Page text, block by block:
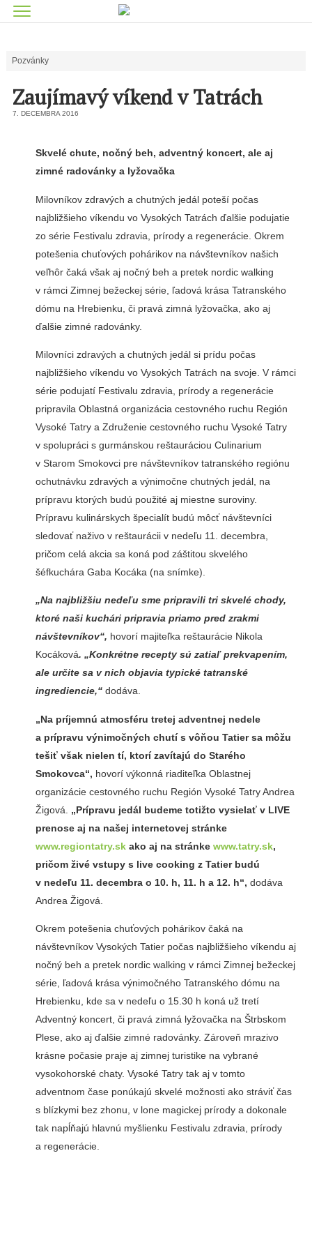
Pozvánky
Zaujímavý víkend v Tatrách
7. DECEMBRA 2016
Skvelé chute, nočný beh, adventný koncert, ale aj
zimné radovánky a lyžovačka
Milovníkov zdravých a chutných jedál poteší počas
najbližšieho víkendu vo Vysokých Tatrách ďalšie podujatie
zo série Festivalu zdravia, prírody a regenerácie. Okrem
potešenia chuťových pohárikov na návštevníkov našich
veľhôr čaká však aj nočný beh a pretek nordic walking
v rámci Zimnej bežeckej série, ľadová krása Tatranského
dómu na Hrebienku, či pravá zimná lyžovačka, ako aj
ďalšie zimné radovánky.
Milovníci zdravých a chutných jedál si prídu počas
najbližšieho víkendu vo Vysokých Tatrách na svoje. V rámci
série podujatí Festivalu zdravia, prírody a regenerácie
pripravila Oblastná organizácia cestovného ruchu Región
Vysoké Tatry a Združenie cestovného ruchu Vysoké Tatry
v spolupráci s gurmánskou reštauráciou Culinarium
v Starom Smokovci pre návštevníkov tatranského regiónu
ochutnávku zdravých a výnimočne chutných jedál, na
prípravu ktorých budú použité aj miestne suroviny.
Prípravu kulinárskych špecialít budú môcť návštevníci
sledovať naživo v reštaurácii v nedeľu 11. decembra,
pričom celá akcia sa koná pod záštitou skvelého
šéfkuchára Gaba Kocáka (na snímke).
„Na najbližšiu nedeľu sme pripravili tri skvelé chody,
ktoré naši kuchári pripravia priamo pred zrakmi
návštevníkov“, hovorí majiteľka reštaurácie Nikola
Kocáková. „Konkrétne recepty sú zatiaľ prekvapením,
ale určite sa v nich objavia typické tatranské
ingrediencie,“dodáva.
„Na príjemnú atmosféru tretej adventnej nedele
a prípravu výnimočných chutí s vôňou Tatier sa môžu
tešiť však nielen tí, ktorí zavítajú do Starého
Smokovca“, hovorí výkonná riaditeľka Oblastnej
organizácie cestovného ruchu Región Vysoké Tatry Andrea
Žigová. „Prípravu jedál budeme totižto vysielať v LIVE
prenose aj na našej internetovej stránke
www.regiontatry.skako aj na stránke www.tatry.sk,
pričom živé vstupy s live cooking z Tatier budú
v nedeľu 11. decembra o 10. h, 11. h a 12. h“, dodáva
Andrea Žigová.
Okrem potešenia chuťových pohárikov čaká na
návštevníkov Vysokých Tatier počas najbližšieho víkendu aj
nočný beh a pretek nordic walking v rámci Zimnej bežeckej
série, ľadová krása výnimočného Tatranského dómu na
Hrebienku, kde sa v nedeľu o 15.30 h koná už tretí
Adventný koncert, či pravá zimná lyžovačka na Štrbskom
Plese, ako aj ďalšie zimné radovánky. Zároveň mrazivo
krásne počasie praje aj zimnej turistike na vybrané
vysokohorské chaty. Vysoké Tatry tak aj v tomto
adventnom čase ponúkajú skvelé možnosti ako stráviť čas
s blízkymi bez zhonu, v lone magickej prírody a dokonale
tak napĺňajú hlavnú myšlienku Festivalu zdravia, prírody
a regenerácie.